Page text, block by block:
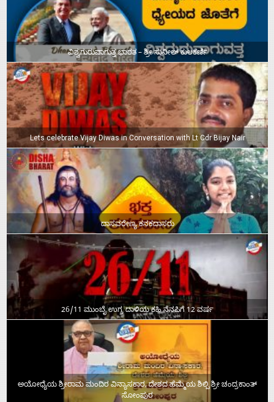
ವಿಶ್ವಗುರುವಾಗುತ್ತ ಭಾರತ – ಶ್ರೀ ಸುನೀಲ್‌ ಕುಲಕರ್ಣಿ
Lets celebrate Vijay Diwas in Conversation with Lt Cdr Bijay Nair
ದಾಸವರೇಣ್ಯ ಕನಕದಾಸರು
26/11 ಮುಂಬೈ ಉಗ್ರ ದಾಳಿಯ ಕಹಿ ನೆನಪಿಗೆ 12 ವರ್ಷ
ಅಯೋಧ್ಯೆಯ ಶ್ರೀರಾಮ ಮಂದಿರ ವಿನ್ಯಾಸಕಾರ, ದೇಶದ ಹೆಮ್ಮೆಯ ಶಿಲ್ಪಿ ಶ್ರೀ ಚಂದ್ರಕಾಂತ್‌
ಸೋಂಪುರ